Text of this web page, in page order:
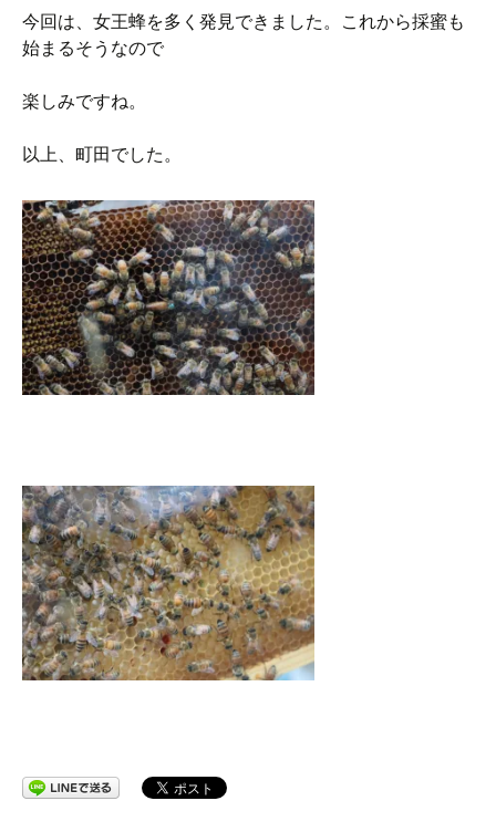
今回は、女王蜂を多く発見できました。これから採蜜も
始まるそうなので
楽しみですね。
以上、町田でした。